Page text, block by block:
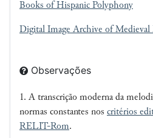
Books of Hispanic Polyphony
Digital Image Archive of Medieval
Observações
1. A transcrição moderna da
normas constantes nos critérios
RELIT-Rom.